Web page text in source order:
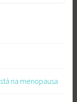
na menopausa